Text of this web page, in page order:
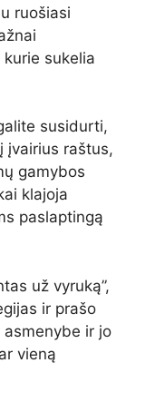
ruošiasi
sukelia
susidurti,
įvairius raštus,
gamybos
klajoja
paslaptingą
už vyruką”,
ir prašo
ir jo
vieną